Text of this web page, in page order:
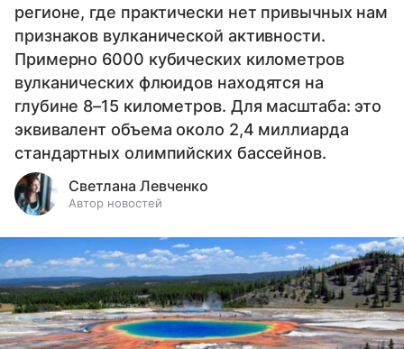
регионе, где практически нет привычных нам
признаков вулканической активности.
Примерно 6000 кубических километров
вулканических флюидов находятся на
глубине 8–15 километров. Для масштаба: это
эквивалент объема около 2,4 миллиарда
стандартных олимпийских бассейнов.
Светлана Левченко
Автор новостей